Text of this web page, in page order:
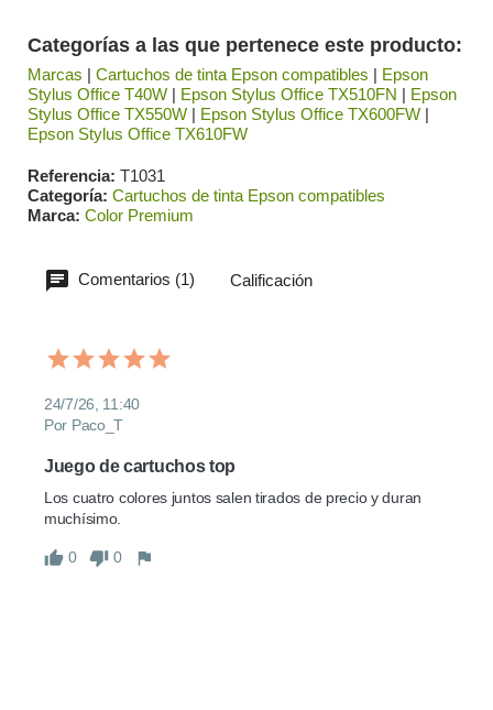
Categorías a las que pertenece este producto:
Marcas | Cartuchos de tinta Epson compatibles | Epson
Stylus Office T40W | Epson Stylus Office TX510FN | Epson
Stylus Office TX550W | Epson Stylus Office TX600FW |
Epson Stylus Office TX610FW
Referencia T1031
Categoría Cartuchos de tinta Epson compatibles
Marca Color Premium
Comentarios (1) Calificación
24/7/26, 11:40
Por Paco_T
Juego de cartuchos top
Los cuatro colores juntos salen tirados de precio y duran
muchísimo.
0 0